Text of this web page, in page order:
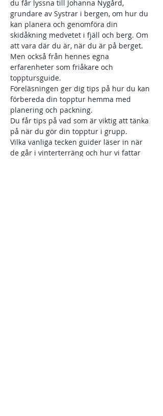
du får lyssna till Johanna Nygård,
grundare av Systrar i bergen, om hur du
kan planera och genomföra din
skidåkning medvetet i fjäll och berg. Om
att vara där du är, när du är på berget.
Men också från hennes egna
erfarenheter som friåkare och
topptursguide.
Föreläsningen ger dig tips på hur du kan
förbereda din topptur hemma med
planering och packning.
Du får tips på vad som är viktig att tänka
på när du gör din topptur i grupp.
Vilka vanliga tecken guider läser in när
de går i vinterterräng och hur vi fattar